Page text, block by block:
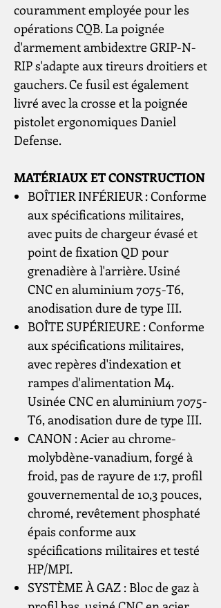
couramment employée pour les
opérations CQB. La poignée
d'armement ambidextre GRIP-N-
RIP s'adapte aux tireurs droitiers et
gauchers. Ce fusil est également
livré avec la crosse et la poignée
pistolet ergonomiques Daniel
Defense.
MATÉRIAUX ET CONSTRUCTION
BOÎTIER INFÉRIEUR : Conforme
aux spécifications militaires,
avec puits de chargeur évasé et
point de fixation QD pour
grenadière à l'arrière. Usiné
CNC en aluminium 7075-T6,
anodisation dure de type III.
BOÎTE SUPÉRIEURE : Conforme
aux spécifications militaires,
avec repères d'indexation et
rampes d'alimentation M4.
Usinée CNC en aluminium 7075-
T6, anodisation dure de type III.
CANON : Acier au chrome-
molybdène-vanadium, forgé à
froid, pas de rayure de 1:7, profil
gouvernemental de 10,3 pouces,
chromé, revêtement phosphaté
épais conforme aux
spécifications militaires et testé
HP/MPI.
SYSTÈME À GAZ : Bloc de gaz à